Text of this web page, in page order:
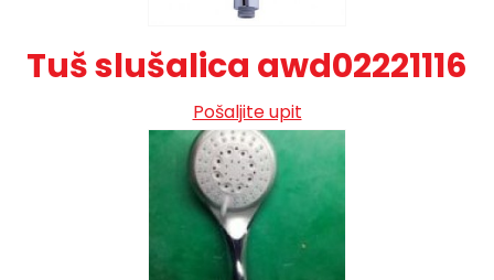
Tuš slušalica awd02221116
Pošaljite upit